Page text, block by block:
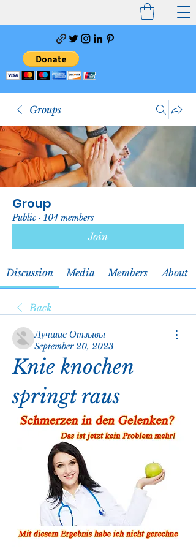
Groups
Group
Public · 104 members
Join
Discussion Media Members About
Back
Лучшие Отзывы
September 20, 2023
Knie knochen
springt raus